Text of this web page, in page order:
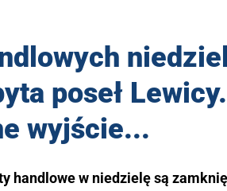
poseł
wyjście...
handlowe w niedzielę są